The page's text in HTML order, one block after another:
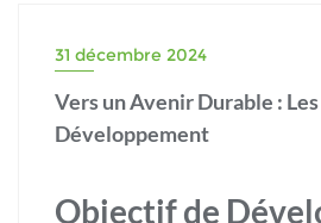
31 décembre 2024
Vers un Avenir Durable :
Développement
Objectif de